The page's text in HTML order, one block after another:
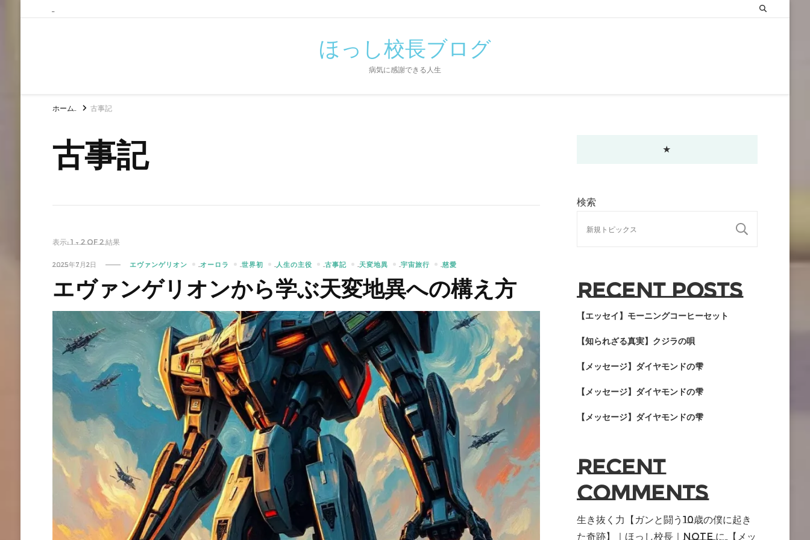
ほっし校長ブログ
病気に感謝できる人生
ホーム 古事記
古事記
表示: 1 - 2 of 2 結果
2025年7月2日 エヴァンゲリオン オーロラ 世界初 人生の主役 古事記 天変地異 宇宙旅行 慈愛
エヴァンゲリオンから学ぶ天変地異への構え方
★
検索
Recent Posts
【エッセイ】モーニングコーヒーセット
【知られざる真実】クジラの唄
【メッセージ】ダイヤモンドの雫
【メッセージ】ダイヤモンドの雫
【メッセージ】ダイヤモンドの雫
Recent
Comments
生き抜く力【ガンと闘う10歳の僕に起き
た奇跡】｜ほっし校長｜noteに【メッ